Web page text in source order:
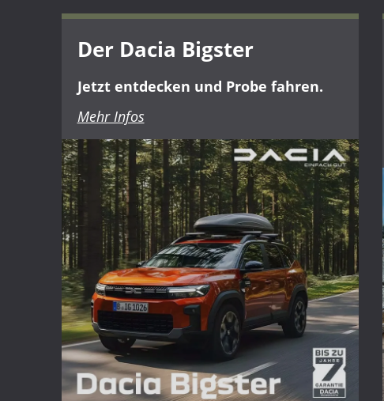
Der Dacia Bigster
Jetzt entdecken und Probe fahren.
Mehr Infos